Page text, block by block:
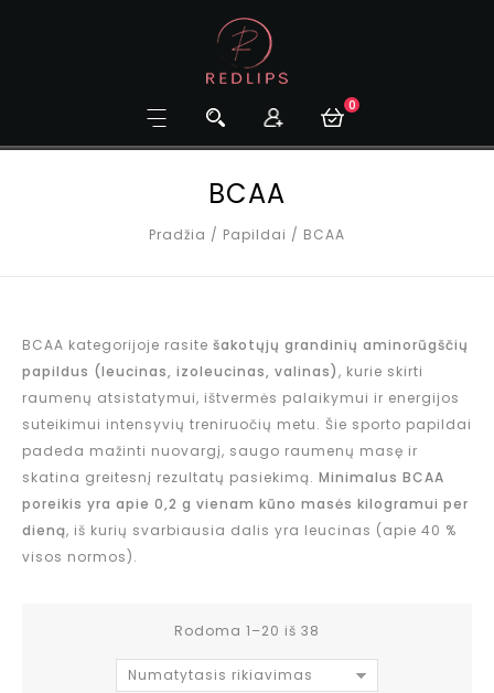
0
BCAA
Pradžia / Papildai / BCAA
BCAA kategorijoje rasite šakotųjų grandinių aminorūgščių
papildus (leucinas, izoleucinas, valinas), kurie skirti
raumenų atsistatymui, ištvermės palaikymui ir energijos
suteikimui intensyvių treniruočių metu. Šie sporto papildai
padeda mažinti nuovargį, saugo raumenų masę ir
skatina greitesnį rezultatų pasiekimą. Minimalus BCAA
poreikis yra apie 0,2 g vienam kūno masės kilogramui per
dieną, iš kurių svarbiausia dalis yra leucinas (apie 40 %
visos normos).
Rodoma 1–20 iš 38
Numatytasis rikiavimas